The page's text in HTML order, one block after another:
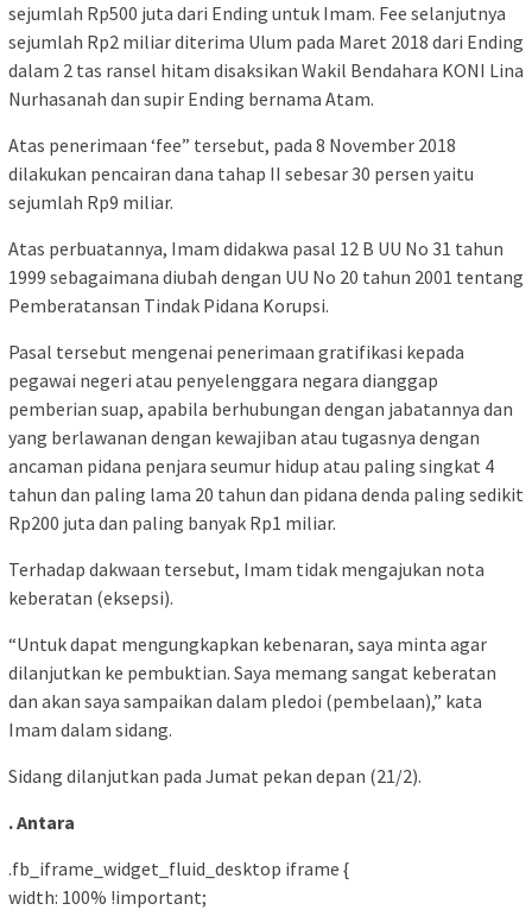
sejumlah Rp500 juta dari Ending untuk Imam. Fee selanjutnya
sejumlah Rp2 miliar diterima Ulum pada Maret 2018 dari Ending
dalam 2 tas ransel hitam disaksikan Wakil Bendahara KONI Lina
Nurhasanah dan supir Ending bernama Atam.
Atas penerimaan ‘fee” tersebut, pada 8 November 2018
dilakukan pencairan dana tahap II sebesar 30 persen yaitu
sejumlah Rp9 miliar.
Atas perbuatannya, Imam didakwa pasal 12 B UU No 31 tahun
1999 sebagaimana diubah dengan UU No 20 tahun 2001 tentang
Pemberatansan Tindak Pidana Korupsi.
Pasal tersebut mengenai penerimaan gratifikasi kepada
pegawai negeri atau penyelenggara negara dianggap
pemberian suap, apabila berhubungan dengan jabatannya dan
yang berlawanan dengan kewajiban atau tugasnya dengan
ancaman pidana penjara seumur hidup atau paling singkat 4
tahun dan paling lama 20 tahun dan pidana denda paling sedikit
Rp200 juta dan paling banyak Rp1 miliar.
Terhadap dakwaan tersebut, Imam tidak mengajukan nota
keberatan (eksepsi).
“Untuk dapat mengungkapkan kebenaran, saya minta agar
dilanjutkan ke pembuktian. Saya memang sangat keberatan
dan akan saya sampaikan dalam pledoi (pembelaan),” kata
Imam dalam sidang.
Sidang dilanjutkan pada Jumat pekan depan (21/2).
. Antara
.fb_iframe_widget_fluid_desktop iframe {
width: 100% !important;